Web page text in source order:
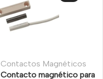
Contactos Magnéticos
Contacto magnético para